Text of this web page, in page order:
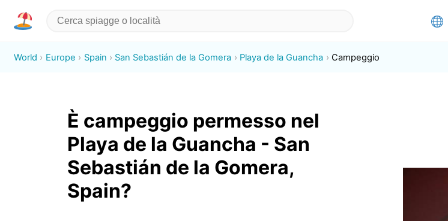
World Europe Spain San Sebastián de la Gomera Playa de la Guancha Campeggio
È campeggio permesso nel
Playa de la Guancha - San
Sebastián de la Gomera,
Spain?